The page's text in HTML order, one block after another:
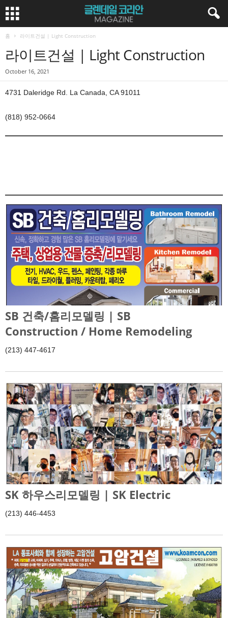
홈 라이트건설 | Light Construction
라이트건설 | Light Construction
October 16, 2021
4731 Daleridge Rd. La Canada, CA 91011
(818) 952-0664
SB 건축/홈리모델링 | SB
Construction / Home Remodeling
(213) 447-4617
SK 하우스리모델링 | SK Electric
(213) 446-4453